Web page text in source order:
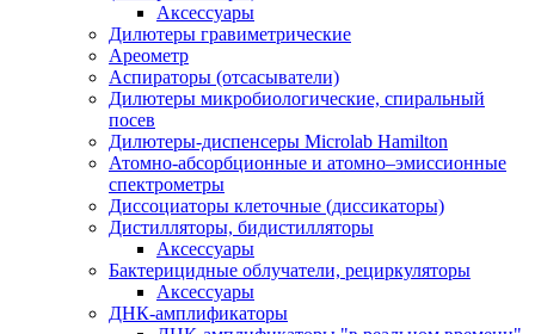
Аксессуары
Дилютеры гравиметрические
Ареометр
Аспираторы (отсасыватели)
Дилютеры микробиологические, спиральный
посев
Дилютеры-диспенсеры Microlab Hamilton
Атомно-абсорбционные и атомно–эмиссионные
спектрометры
Диссоциаторы клеточные (диссикаторы)
Дистилляторы, бидистилляторы
Аксессуары
Бактерицидные облучатели, рециркуляторы
Аксессуары
ДНК-амплификаторы